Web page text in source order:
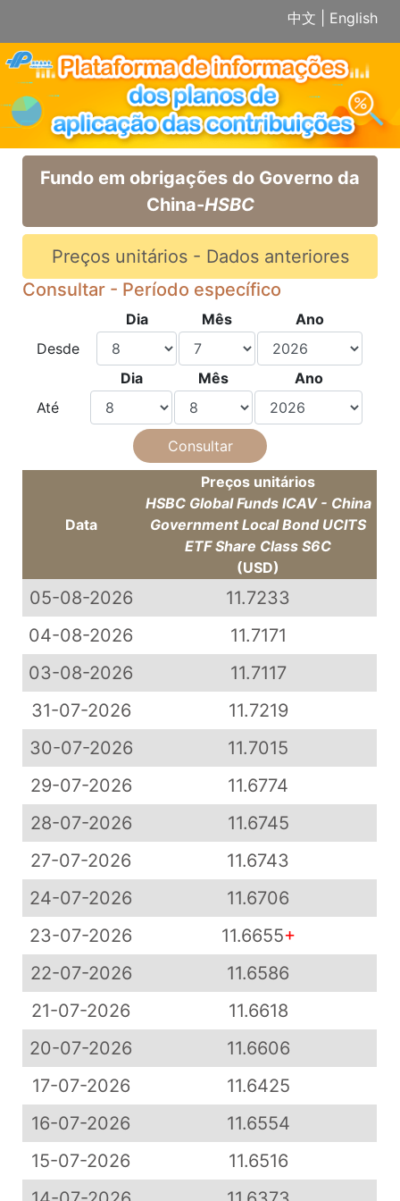
中文 English
Fundo em obrigações do Governo da
China-HSBC
Preços unitários - Dados anteriores
Consultar - Período específico
Dia Mês
Ano
Desde
Dia
Mês
Ano
Até
Data
Preços unitários
HSBC Global Funds ICAV - China
Government Local Bond UCITS
ETF Share Class S6C
(USD)
05-08-2026
11.7233
04-08-2026
11.7171
03-08-2026
11.7117
31-07-2026
11.7219
30-07-2026
11.7015
29-07-2026
11.6774
28-07-2026
11.6745
27-07-2026
11.6743
24-07-2026
11.6706
23-07-2026
11.6655+
22-07-2026
11.6586
21-07-2026
11.6618
20-07-2026
11.6606
17-07-2026
11.6425
16-07-2026
11.6554
15-07-2026
11.6516